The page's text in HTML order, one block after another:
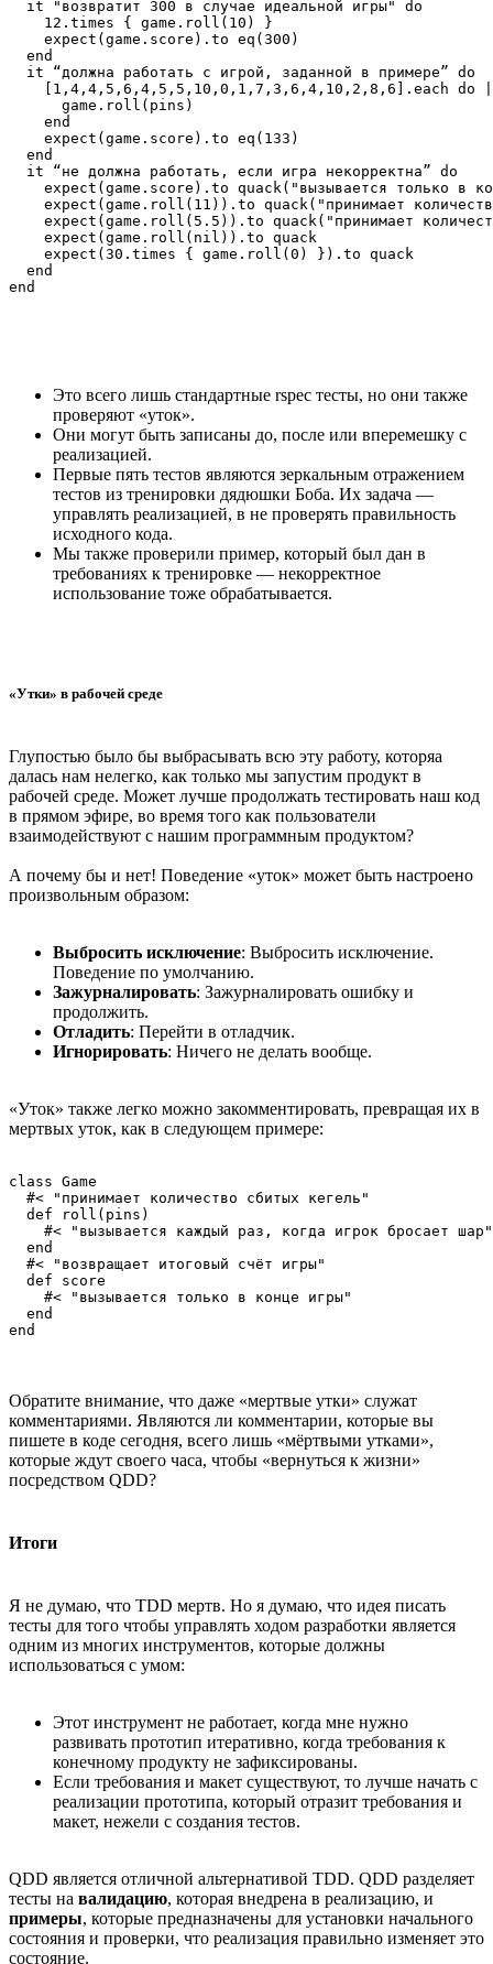
  it "возвратит 300 в случае идеальной игры" do
    12.times { game.roll(10) }
    expect(game.score).to eq(300)
  end
  it “должна работать с игрой, заданной в примере” do
[1,4,4,5,6,4,5,5,10,0,1,7,3,6,4,10,2,8,6].each do
      game.roll(pins)
    end
    expect(game.score).to eq(133)
  end
  it “не должна работать, если игра некорректна” do
expect(game.score).to quack("вызывается только в
expect(game.roll(11)).to quack("принимает
expect(game.roll(5.5)).to quack("принимает
    expect(game.roll(nil)).to quack
    expect(30.times { game.roll(0) }).to quack
  end
Это всего лишь стандартные rspec тесты, но они также
проверяют «уток».
Они могут быть записаны до, после или вперемешку с
реализацией.
Первые пять тестов являются зеркальным отражением
тестов из тренировки дядюшки Боба. Их задача —
управлять реализацией, в не проверять правильность
исходного кода.
Мы также проверили пример, который был дан в
требованиях к тренировке — некорректное
использование тоже обрабатывается.
«Утки» в рабочей среде
Глупостью было бы выбрасывать всю эту работу, которяа
далась нам нелегко, как только мы запустим продукт в
рабочей среде. Может лучше продолжать тестировать наш код
в прямом эфире, во время того как пользователи
взаимодействуют с нашим программным продуктом?
А почему бы и нет! Поведение «уток» может быть настроено
произвольным образом:
Выбросить исключение: Выбросить исключение.
Поведение по умолчанию.
Зажурналировать: Зажурналировать ошибку и
продолжить.
Отладить: Перейти в отладчик.
Игнорировать: Ничего не делать вообще.
«Уток» также легко можно закомментировать, превращая их в
мертвых уток, как в следующем примере:
class Game
  #< "принимает количество сбитых кегель"
  def roll(pins)
    #< "вызывается каждый раз, когда игрок бросает шар"
  end
  #< "возвращает итоговый счёт игры"
  def score
    #< "вызывается только в конце игры"
  end
end
Обратите внимание, что даже «мертвые утки» служат
комментариями. Являются ли комментарии, которые вы
пишете в коде сегодня, всего лишь «мёртвыми утками»,
которые ждут своего часа, чтобы «вернуться к жизни»
посредством QDD?
Итоги
Я не думаю, что TDD мертв. Но я думаю, что идея писать
тесты для того чтобы управлять ходом разработки является
одним из многих инструментов, которые должны
использоваться с умом:
Этот инструмент не работает, когда мне нужно
развивать прототип итеративно, когда требования к
конечному продукту не зафиксированы.
Если требования и макет существуют, то лучше начать с
реализации прототипа, который отразит требования и
макет, нежели с создания тестов.
QDD является отличной альтернативой TDD. QDD разделяет
тесты на валидацию, которая внедрена в реализацию, и
примеры, которые предназначены для установки начального
состояния и проверки, что реализация правильно изменяет это
состояние.